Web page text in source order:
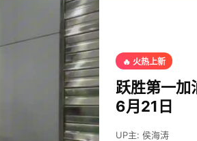
🔥 火热上新
跃胜第一
6月21日
UP主: 侯海涛